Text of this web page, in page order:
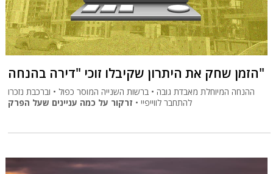
הזמן שחק את היתרון שקיבלו זוכי "דירה בהנחה"
ההנחה המיוחלת מאבדת גובה • ברשות השנייה המוסר כפול • וברכבת נזכרו
להתחבר לווייפיי • זרקור על כמה עניינים שעל הפרק